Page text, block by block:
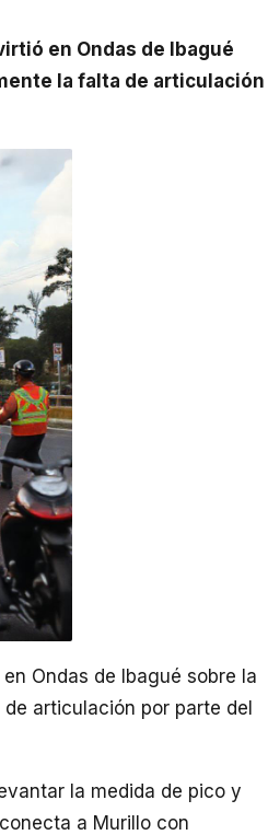
la falta de articulación
Ondas de Ibagué sobre la
articulación por parte del
la medida de pico y
a Murillo con